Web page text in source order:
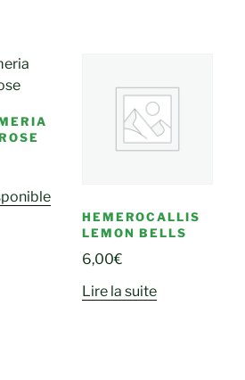
HEMEROCALLIS
LEMON BELLS
6,00€
Lire la suite